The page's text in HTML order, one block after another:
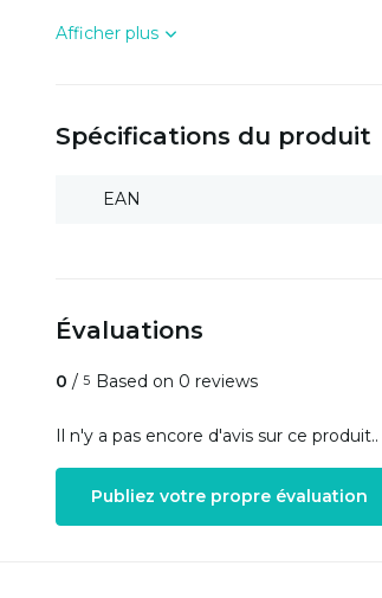
Afficher plus
Spécifications du produit
EAN
Évaluations
0 / 5 Based on 0 reviews
Il n'y a pas encore d'avis sur ce produit..
Publiez votre propre évaluation